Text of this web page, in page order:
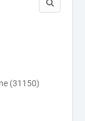
(31150)